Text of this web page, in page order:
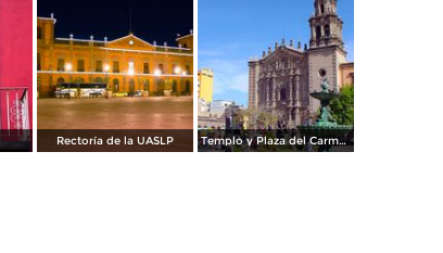
Rectoría de la UASLP Templo y Plaza del Carmen